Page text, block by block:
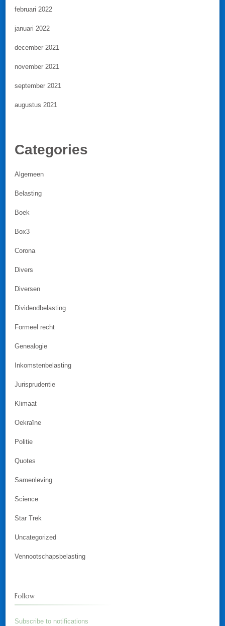
februari 2022
januari 2022
december 2021
november 2021
september 2021
augustus 2021
Categories
Algemeen
Belasting
Boek
Box3
Corona
Divers
Diversen
Dividendbelasting
Formeel recht
Genealogie
Inkomstenbelasting
Jurisprudentie
Klimaat
Oekraïne
Politie
Quotes
Samenleving
Science
Star Trek
Uncategorized
Vennootschapsbelasting
Follow
Subscribe to notifications